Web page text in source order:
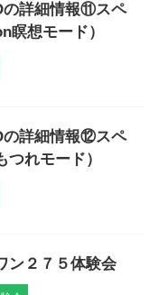
の詳細情報⑪スペ
瞑想モード）
の詳細情報⑫スペ
れモード）
ン２７５体験会